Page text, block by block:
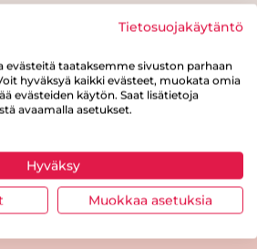
Tietosuojakäytäntö
evästeitä taataksemme sivuston parhaan
hyväksyä kaikki evästeet, muokata omia
evästeiden käytön. Saat lisätietoja
avaamalla asetukset.
Hyväksy
Muokkaa asetuksia